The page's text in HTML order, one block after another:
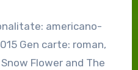
americano-
Gen carte: roman,
Flower and The